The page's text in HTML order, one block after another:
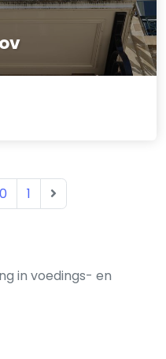
in voedings- en
0 1